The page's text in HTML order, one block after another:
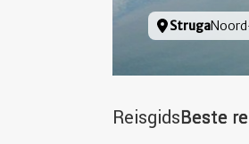
Locatie
Struga
ReisgidsBeste